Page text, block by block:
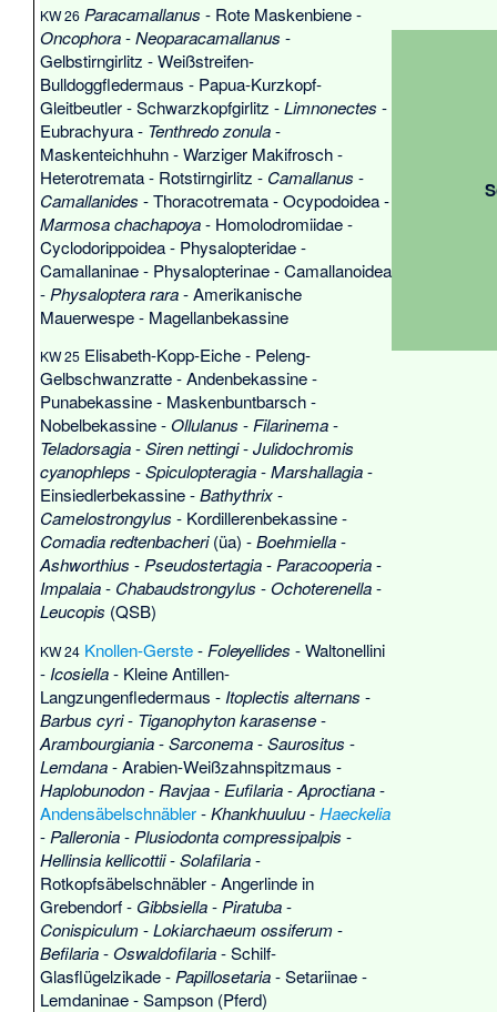
KW 26 Paracamallanus - Rote Maskenbiene-
Oncophora-Neoparacamallanus -
Gelbstirngirlitz -Weißstreifen-
Bulldoggfledermaus - Papua-Kurzkopf-
Gleitbeutler-Schwarzkopfgirlitz -Limnonectes -
Eubrachyura- Tenthredo zonula-
Maskenteichhuhn-Warziger Makifrosch-
Heterotremata- Rotstirngirlitz - Camallanus -
Camallanides -Thoracotremata-Ocypodoidea-
Marmosa chachapoya- Homolodromiidae-
Cyclodorippoidea- Physalopteridae-
Camallaninae- Physalopterinae-Camallanoidea
- Physaloptera rara-Amerikanische
Mauerwespe- Magellanbekassine
KW 25 Elisabeth-Kopp-Eiche- Peleng-
Gelbschwanzratte-Andenbekassine-
Punabekassine- Maskenbuntbarsch-
Nobelbekassine-Ollulanus -Filarinema-
Teladorsagia-Siren nettingi-Julidochromis
cyanophleps -Spiculopteragia-Marshallagia-
Einsiedlerbekassine-Bathythrix-
Camelostrongylus - Kordillerenbekassine-
Comadia redtenbacheri(üa) -Boehmiella-
Ashworthius -Pseudostertagia-Paracooperia-
Impalaia- Chabaudstrongylus -Ochoterenella-
Leucopis (QSB)
KW 24 Knollen-Gerste- Foleyellides -Waltonellini
- Icosiella- Kleine Antillen-
Langzungenfledermaus - Itoplectis alternans -
Barbus cyri- Tiganophyton karasense-
Arambourgiania-Sarconema-Saurositus -
Lemdana-Arabien-Weißzahnspitzmaus -
Haplobunodon- Ravjaa- Eufilaria-Aproctiana-
Andensäbelschnäbler-Khankhuuluu-Haeckelia
- Palleronia- Plusiodonta compressipalpis -
Hellinsia kellicottii-Solafilaria-
Rotkopfsäbelschnäbler-Angerlinde in
Grebendorf- Gibbsiella- Piratuba-
Conispiculum -Lokiarchaeum ossiferum -
Befilaria-Oswaldofilaria-Schilf-
Glasflügelzikade- Papillosetaria-Setariinae-
Lemdaninae-Sampson (Pferd)